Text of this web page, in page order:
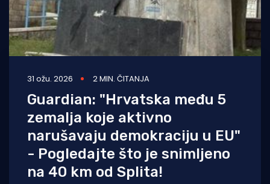
31 ožu. 2026 2 MIN. ČITANJA
Guardian: "Hrvatska među 5
zemalja koje aktivno
narušavaju demokraciju u EU"
- Pogledajte što je snimljeno
na 40 km od Splita!